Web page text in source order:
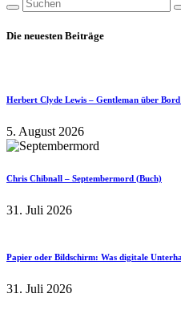
Die neuesten Beiträge
Herbert Clyde Lewis – Gentleman über
5. August 2026
Chris Chibnall – Septembermord (Buch)
31. Juli 2026
Papier oder Bildschirm: Was digitale
31. Juli 2026